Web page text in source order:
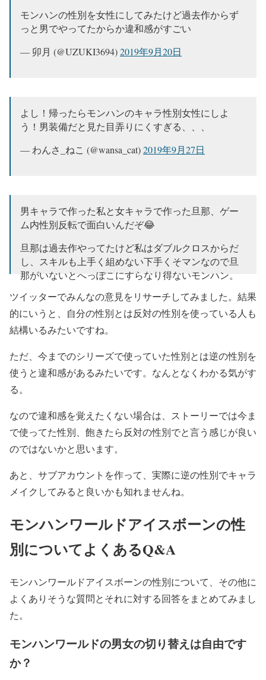
モンハンの性別を女性にしてみたけど過去作からず
っと男でやってたからか違和感がすごい
— 卯月 (@UZUKI3694)2019年9月20日
よし！帰ったらモンハンのキャラ性別女性にしよ
う！男装備だと見た目弄りにくすぎる、、、
— わんさ_ねこ (@wansa_cat)2019年9月27日
男キャラで作った私と女キャラで作った旦那、ゲー
ム内性別反転で面白いんだぞ😂
旦那は過去作やってたけど私はダブルクロスからだ
し、スキルも上手く組めない下手くそマンなので旦
那がいないとへっぽこにすらなり得ないモンハン。
Wで2人マルチして軽く縛りを課されていたがなかな
か楽しかった
— LuChi . (@LuChi5662)
ツイッターでみんなの意見をリサーチしてみました。結果
的にいうと、自分の性別とは反対の性別を使っている人も
結構いるみたいですね。
ただ、今までのシリーズで使っていた性別とは逆の性別を
使うと違和感があるみたいです。なんとなくわかる気がす
る。
なので違和感を覚えたくない場合は、ストーリーでは今ま
で使ってた性別、飽きたら反対の性別でと言う感じが良い
のではないかと思います。
あと、サブアカウントを作って、実際に逆の性別でキャラ
メイクしてみると良いかも知れませんね。
モンハンワールドアイスボーンの性
別についてよくあるQ&A
モンハンワールドアイスボーンの性別について、その他に
よくありそうな質問とそれに対する回答をまとめてみまし
た。
モンハンワールドの男女の切り替えは自由です
か？